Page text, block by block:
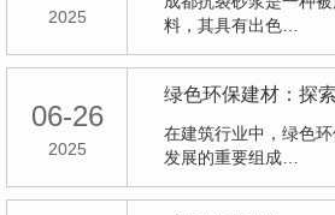
2025
料，其具有出色…
06-26
2025
在建筑行业中，绿色
发展的重要组成…